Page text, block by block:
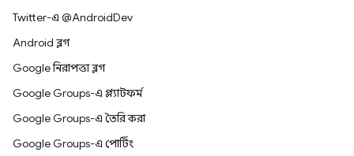
Twitter-এ @AndroidDev
Android ব্লগ
Google নিরাপত্তা ব্লগ
Google Groups-এ প্ল্যাটফর্ম
Google Groups-এ তৈরি করা
Google Groups-এ পোর্টিং